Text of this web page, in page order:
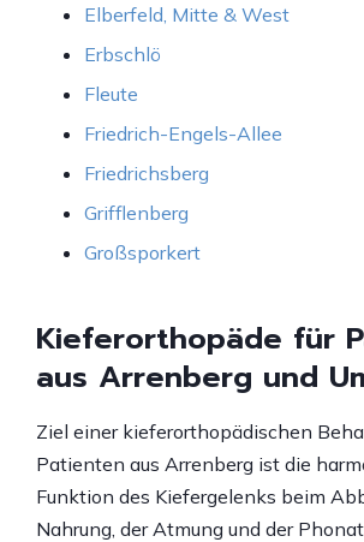
Elberfeld, Mitte & West
Erbschlö
Fleute
Friedrich-Engels-Allee
Friedrichsberg
Grifflenberg
Großsporkert
Kieferorthopäde für
aus Arrenberg und
Ziel einer kieferorthopädischen
Patienten aus Arrenberg ist die
Funktion des Kiefergelenks beim
Nahrung, der Atmung und der